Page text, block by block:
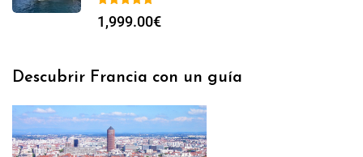
1,999.00€
Descubrir Francia con un guía